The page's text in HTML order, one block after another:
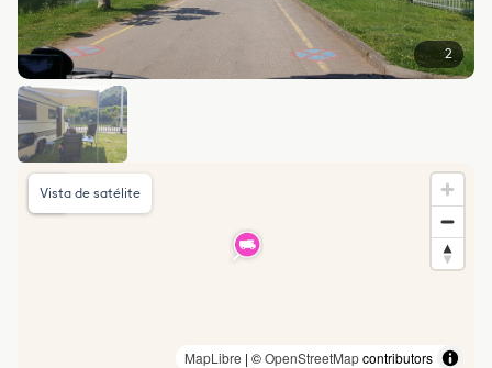
2
MapLibre | ©OpenStreetMapcontributors
Vista de satélite